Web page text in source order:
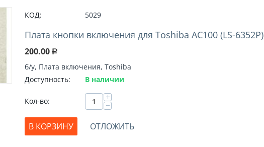
КОД: 5029
Плата кнопки включения для Toshiba AC100 (LS-6352P)
200.00 Р
б/у, Плата включения, Toshiba
Доступность:
В наличии
Кол-во: +
−
В КОРЗИНУ
ОТЛОЖИТЬ